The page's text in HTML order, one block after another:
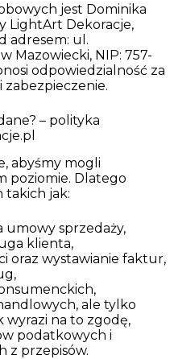
jest Dominika
LightArt Dekoracje,
adresem: ul.
Mazowiecki, NIP: 757-
odpowiedzialność za
zabezpieczenie.
– polityka
abyśmy mogli
poziomie. Dlatego
takich jak:
umowy sprzedaży,
klienta,
oraz wystawianie faktur,
ale tylko
na to zgodę,
podatkowych i
z przepisów.